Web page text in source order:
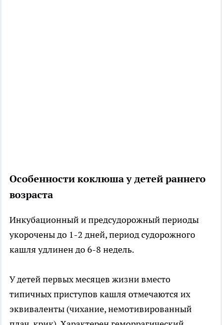
Особенности коклюша у детей раннего
возраста
Инкубационный и предсудорожный периоды
укорочены до 1-2 дней, период судорожного
кашля удлинен до 6-8 недель.
У детей первых месяцев жизни вместо
типичных приступов кашля отмечаются их
эквиваленты (чихание, немотивированный